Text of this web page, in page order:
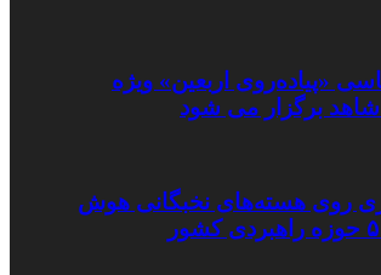
«پیاده‌روی اربعین» ویژه
شاهد برگزار می شود
روی هسته‌های نخبگانی هوش